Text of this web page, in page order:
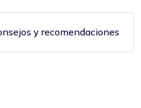
y recomendaciones